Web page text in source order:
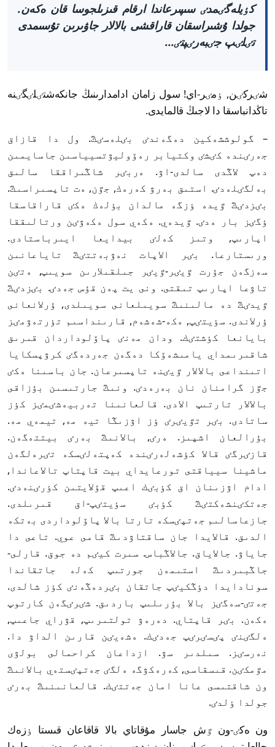
كٶيلەگٸمدٸ سىپىرعاندا ارقام قىزىلجوسا قان ەكەن.
جولدا ۇشىراسقان قاراقشى بالالار جاۋىرىن تۇسىمدى
تٸلٸپ جٸبەرٸپتٸ...
شٸركٸن, ٶمٸر-اي! سول زامان ادامدارىنىڭ جانكەشتٸلٸگٸنە
تاڭدانباسقا دا لاجىڭ قالمايدى.
– گولوششەكين دەگەندٸ بٸلەسٸڭ. ول دا قازاق
جەرٸندە كٸشٸ وكتيابر رەۆوليۋتسيياسىن جاسايمىن
دەپ لاڭدى سالدى-اۋ. ەربٸر شاڭىراققا سالىق
بەلگٸلەدٸ. استىق بەرۋ كەرەك, جٷن, ەت تاپسىراسىڭ.
بٸزدٸڭ ٷيدە ٶزگە مالدان بٶلەك ەكٸ قاراقاسقا
ٶگٸز بار ەدٸ. ٷيدەي. ەكەي سول ەكەۋٸن ورتالىققا
اپارىپ, وتىز كەلٸ بيدايعا ايىرباستادى.
ورىستارعا. بٸر الاپات نەۋبەتتٸڭ تاياعانىن
سەزگەن جۇرت ٷيٸر-ٷيٸر جىلقىلارىن سويىپ, ەتٸن
تاۋعا اپارىپ تىقتى. ونى يت پەن قۇس جەدٸ. بٸزدٸڭ
ٷيدٸڭ دە مالىنىڭ سويىلعانى سويىلدى, ۇرلانعانى
ۇرلاندى. سٶيتٸپ, ەكە-شەشەم, قارىنداسىم تٶرتەۋمٸز
بايانعا كٶشتٸك. ودان مەنٸ پاۆلوداردان قىرىق
شاقىرىمداي يامىشەۆكا دەگەن جەردەگٸ كرۋپسكايا
اتىنداعى بالالار ٷيٸنە تاپسىرعان. جان باسىنا ەكٸ
جٷز گرامنان نان بەرەدٸ. ونىڭ جارتىسىن بۇزاقى
بالالار تارتىپ الادى. قالعانىنا تەربيەشٸمٸز كٶز
ساتادى. بٸر تٷيٸرٸ ٶز اۋزىڭا تيە مە, تيمەي مە.
بۇرالعان اشپىز. ەرٸ, بالانىڭ بەرٸ بيتتەگەن.
قازٸرگٸ قالا كٶشەلەرٸندە كەپتەلٸسكە تٸرەلگەن
ماشينا سيياقتى تورعايداي بيت قاپتاپ تالاعاندا,
ادام اۋزىنان اق كٶبٸك اعىپ قۇلايتىن كٶرٸنەدٸ.
جەتكٸنشەكتٸڭ كٶبٸ سٶيتٸپ-اق قىرىلدى.
جازعاسالىم جەتپٸسكە تارتا بالا پاۆلوداردى بەتكە
الدىق. قالايدا جان ساقتاۋدىڭ قامى عوي. تاعى دا
جاياۋ. جالاياق. جالاڭباس. سىرت كيٸم دە جوق. قارلى-
جاڭبىردىڭ استىمەن جورتىپ كەلە جاتقاندا
سونادايدا دٶڭكيٸپ جاتقان بٸردەڭەنٸ كٶز شالدى.
جەتٸ-سەگٸز بالا بۇرىلىپ باردىق. شٸرٸگەن كارتوپ
ەكەن. بٸر قاپتاي. دەرەۋ تولتىرىپ, قۋراي جاعىپ,
ەلگٸنٸ پٸسٸرٸپ جەدٸك. ەشەيٸن قارىن الداۋ دا.
نەرسٸز. سىلدىر سۋ. ازداعان كراحمالى بولۋى
مٷمكٸن. قىسقاسى, كەرەكۋگە ەلگٸ جەتپٸستەي بالانىڭ
ون شاقتىسى عانا امان جەتتٸك. قالعانىنىڭ بەرٸ
جولدا ٶلدٸ.
ون ەكٸ-ون ٷش جاسار مۇقاتاي بالا قاقاعان قىستا ٶزەك